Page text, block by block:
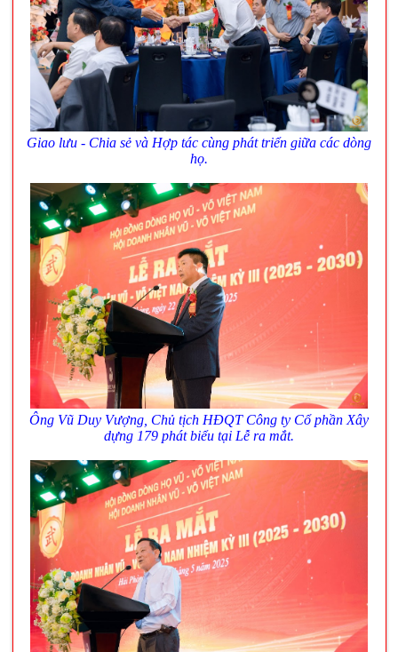
Giao lưu - Chia sẻ và Hợp tác cùng phát triển giữa các dòng
họ.
Ông Vũ Duy Vượng, Chủ tịch HĐQT Công ty Cổ phần Xây
dựng 179 phát biểu tại Lễ ra mắt.